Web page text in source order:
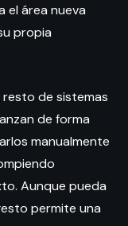
el área nueva
propia
de sistemas
de forma
manualmente
Aunque pueda
permite una